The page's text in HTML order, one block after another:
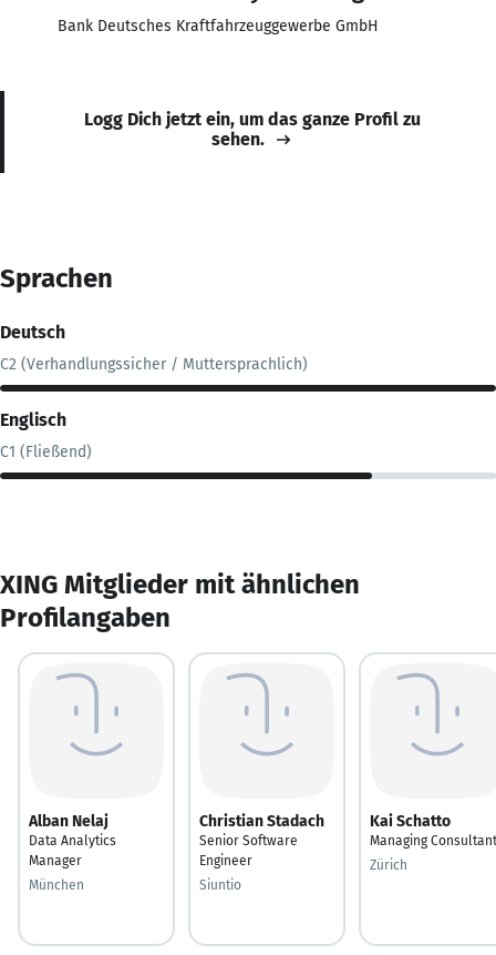
Bank Deutsches Kraftfahrzeuggewerbe GmbH
Logg Dich jetzt ein, um das ganze Profil zu
sehen.
Sprachen
Deutsch
C2 (Verhandlungssicher / Muttersprachlich)
Englisch
C1 (Fließend)
XING Mitglieder mit ähnlichen
Profilangaben
Alban Nelaj
Data Analytics
Manager
München
Christian Stadach
Senior Software
Engineer
Siuntio
Kai Schatto
Managing Consultant
Zürich